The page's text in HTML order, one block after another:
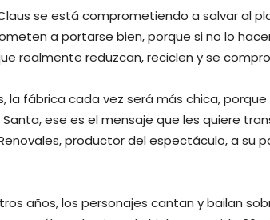
se está comprometiendo a salvar al
a portarse bien, porque si no lo
realmente reduzcan, reciclen y se
la fábrica cada vez será más chica,
ese es el mensaje que les quiere
productor del espectáculo, a su
años, los personajes cantan y bailan